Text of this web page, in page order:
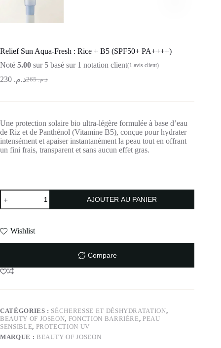
Relief Sun Aqua-Fresh : Rice + B5 (SPF50+ PA++++)
Noté 5.00 sur 5 basé sur 1 notation client(1 avis client)
د.م.265 د.م.
Une protection solaire bio ultra-légère formulée à base d’eau
de Riz et de Panthénol (Vitamine B5), conçue pour hydrater
intensément et apaiser instantanément la peau tout en offrant
un fini frais, transparent et sans aucun effet gras.
AJOUTER AU PANIER
Wishlist
Compare
CATÉGORIES : SÉCHERESSE ET DÉSHYDRATATION,
BEAUTY OF JOSEON, FONCTION BARRIÈRE,PEAU
SENSIBLE, PROTECTION UV
MARQUE : BEAUTY OF JOSEON